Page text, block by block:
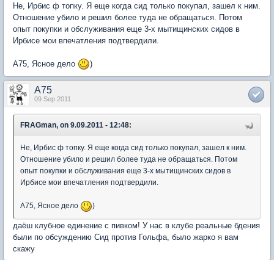
Не, Ирбис ф топку. Я еще когда сид только покупал, зашел к ним.
Отношение убило и решил более туда не обращаться. Потом
опыт покупки и обслуживания еще 3-х мытищинских сидов в
Ирбисе мои впечатления подтвердили.
А75, Ясное дело )
A75
09 Sep 2011
FRAGman, on 9.09.2011 - 12:48:
Не, Ирбис ф топку. Я еще когда сид только покупал, зашел к ним.
Отношение убило и решил более туда не обращаться. Потом
опыт покупки и обслуживания еще 3-х мытищинских сидов в
Ирбисе мои впечатления подтвердили.
А75, Ясное дело )
даёш клубное единение с пивком! У нас в клубе реальные бдения
были по обсуждению Сид против Гольфа, было жарко я вам
скажу